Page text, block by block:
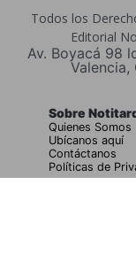
Todos los
Editorial
Av. Boyacá 98
Valencia,
Sobre
Quienes Somos
Ubícanos aquí
Contáctanos
Políticas de